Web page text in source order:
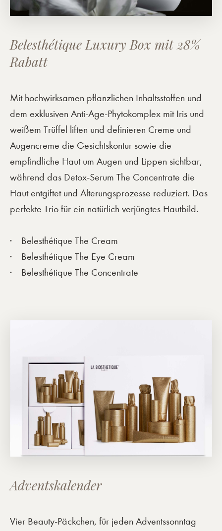
Belesthétique Luxury Box mit 28%
Rabatt
Mit hochwirksamen pflanzlichen Inhaltsstoffen und
dem exklusiven Anti-Age-Phytokomplex mit Iris und
weißem Trüffel liften und definieren Creme und
Augencreme die Gesichtskontur sowie die
empfindliche Haut um Augen und Lippen sichtbar,
während das Detox-Serum The Concentrate die
Haut entgiftet und Alterungsprozesse reduziert. Das
perfekte Trio für ein natürlich verjüngtes Hautbild.
Belesthétique The Cream
Belesthétique The Eye Cream
Belesthétique The Concentrate
Adventskalender
Vier Beauty-Päckchen, für jeden Adventssonntag